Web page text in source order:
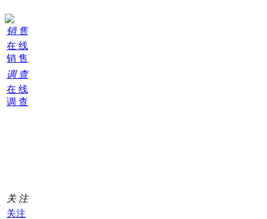
销 售
在 线
销 售
调 查
在 线
调 查
关 注
关注